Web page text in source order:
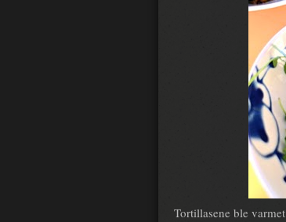
Tortillasene ble